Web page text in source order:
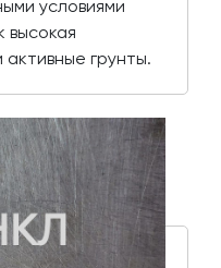
условиями
высокая
грунты.